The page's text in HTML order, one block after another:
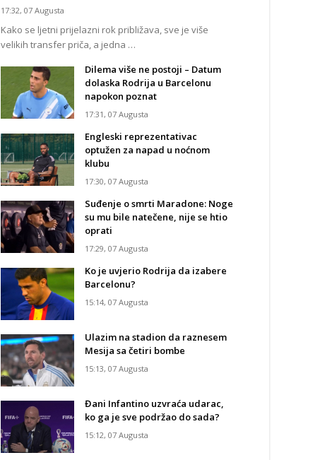
17:32, 07 Augusta
Kako se ljetni prijelazni rok približava, sve je više
velikih transfer priča, a jedna …
Dilema više ne postoji – Datum
dolaska Rodrija u Barcelonu
napokon poznat
17:31, 07 Augusta
Engleski reprezentativac
optužen za napad u noćnom
klubu
17:30, 07 Augusta
Suđenje o smrti Maradone: Noge
su mu bile natečene, nije se htio
oprati
17:29, 07 Augusta
Ko je uvjerio Rodrija da izabere
Barcelonu?
15:14, 07 Augusta
Ulazim na stadion da raznesem
Mesija sa četiri bombe
15:13, 07 Augusta
Đani Infantino uzvraća udarac,
ko ga je sve podržao do sada?
15:12, 07 Augusta